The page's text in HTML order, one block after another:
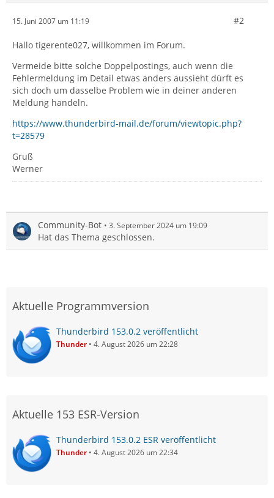
15. Juni 2007 um 11:19 #2
Hallo tigerente027, willkommen im Forum.
Vermeide bitte solche Doppelpostings, auch wenn die
Fehlermeldung im Detail etwas anders aussieht dürft es
sich doch um dasselbe Problem wie in deiner anderen
Meldung handeln.
https://www.thunderbird-mail.de/forum/viewtopic.php?
t=28579
Gruß
Werner
Community-Bot 3. September 2024 um 19:09
Hat das Thema geschlossen.
Aktuelle Programmversion
Thunderbird 153.0.2 veröffentlicht
Thunder 4. August 2026 um 22:28
Aktuelle 153 ESR-Version
Thunderbird 153.0.2 ESR veröffentlicht
Thunder 4. August 2026 um 22:34